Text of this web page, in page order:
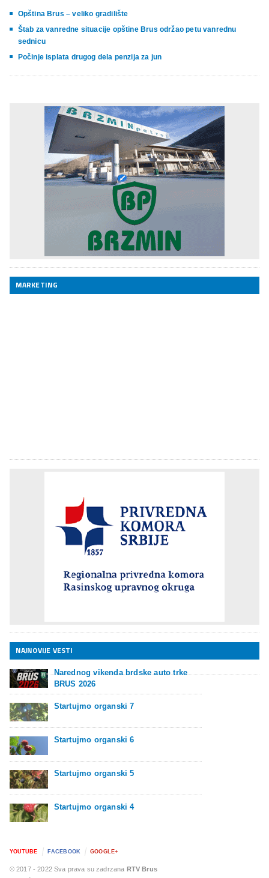
Opština Brus – veliko gradilište
Štab za vanredne situacije opštine Brus održao petu vanrednu
sednicu
Počinje isplata drugog dela penzija za jun
MARKETING
NAJNOVIJE VESTI
Narednog vikenda brdske auto trke
BRUS 2026
Startujmo organski 7
Startujmo organski 6
Startujmo organski 5
Startujmo organski 4
YOUTUBE FACEBOOK GOOGLE+
© 2017 - 2022 Sva prava su zadrzana RTV Brus